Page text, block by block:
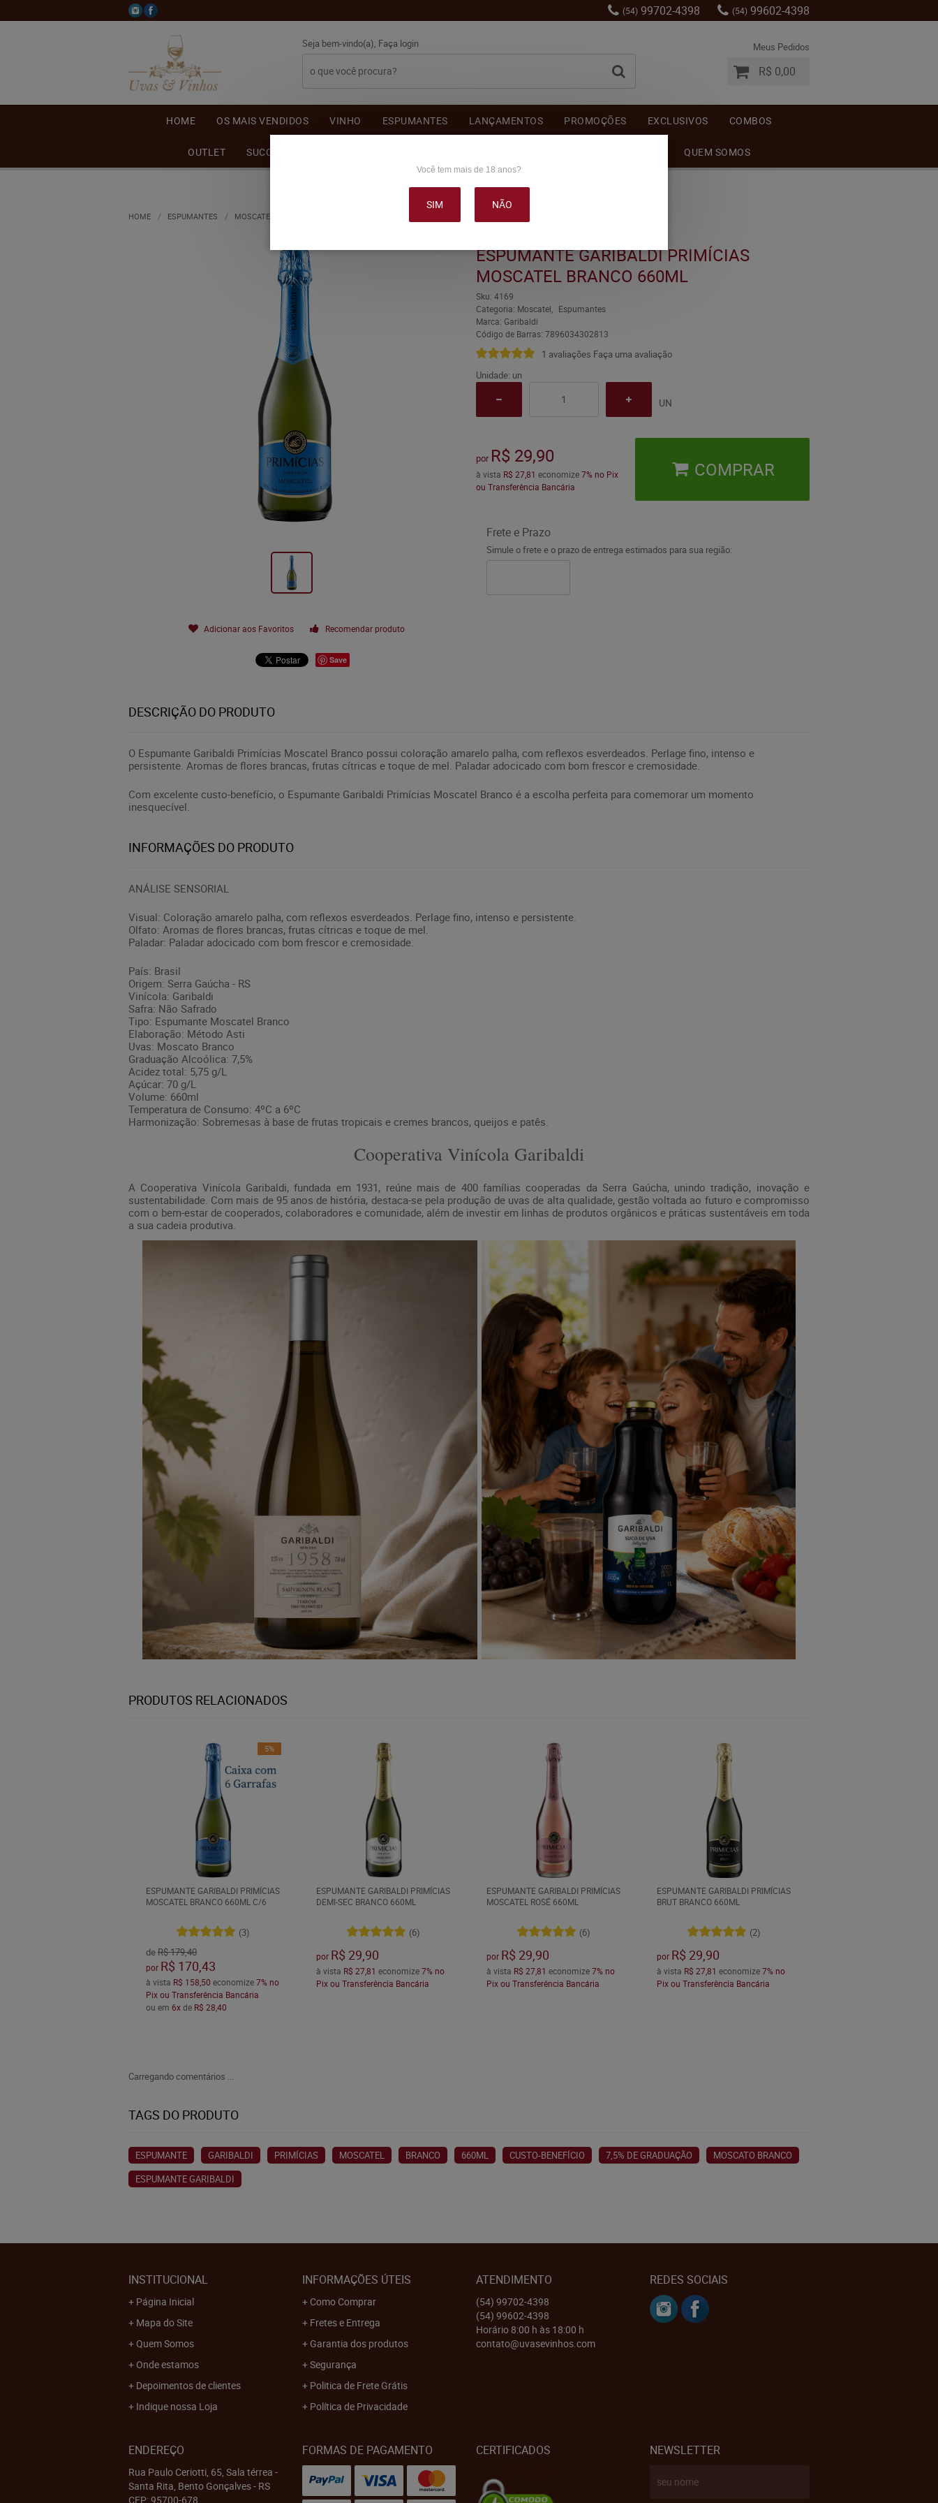
(54) 99702-4398 (54) 99602-4398
Seja bem-vindo(a), Faça login Meus Pedidos
R$ 0,00
HOME OS MAIS VENDIDOS VINHO ESPUMANTES LANÇAMENTOS PROMOÇÕES EXCLUSIVOS COMBOS
OUTLET SUCO DE UVA QUEM SOMOS
HOME ESPUMANTES MOSCATEL
Adicionar aos Favoritos Recomendar produto
Save
ESPUMANTE GARIBALDI PRIMÍCIAS
MOSCATEL BRANCO 660ML
Sku: 4169
Categoria: Moscatel
Espumantes
Marca: Garibaldi
Código de Barras: 7896034302813
1 avaliações Faça uma avaliação
Unidade: un
UN
por R$ 29,90
à vista R$ 27,81 economize7% no Pix
ou Transferência Bancária
COMPRAR
Frete e Prazo
Simule o frete e o prazo de entrega estimados para sua região:
DESCRIÇÃO DO PRODUTO
O Espumante Garibaldi Primícias Moscatel Branco possui coloração amarelo palha, com reflexos esverdeados. Perlage fino, intenso e
persistente. Aromas de flores brancas, frutas cítricas e toque de mel. Paladar adocicado com bom frescor e cremosidade.
Com excelente custo-benefício, o Espumante Garibaldi Primícias Moscatel Branco é a escolha perfeita para comemorar um momento
inesquecível.
INFORMAÇÕES DO PRODUTO
ANÁLISE SENSORIAL
Visual: Coloração amarelo palha, com reflexos esverdeados. Perlage fino, intenso e persistente.
Olfato: Aromas de flores brancas, frutas cítricas e toque de mel.
Paladar: Paladar adocicado com bom frescor e cremosidade.
País: Brasil
Origem: Serra Gaúcha - RS
Vinícola: Garibaldi
Safra: Não Safrado
Tipo: Espumante Moscatel Branco
Elaboração: Método Asti
Uvas: Moscato Branco
Graduação Alcoólica: 7,5%
Acidez total: 5,75 g/L
Açúcar: 70 g/L
Volume: 660ml
Temperatura de Consumo: 4ºC a 6ºC
Harmonização: Sobremesas à base de frutas tropicais e cremes brancos, queijos e patês.
Cooperativa Vinícola Garibaldi
A Cooperativa Vinícola Garibaldi, fundada em 1931, reúne mais de 400 famílias cooperadas da Serra Gaúcha, unindo tradição, inovação e
sustentabilidade. Com mais de 95 anos de história, destaca-se pela produção de uvas de alta qualidade, gestão voltada ao futuro e compromisso
com o bem-estar de cooperados, colaboradores e comunidade, além de investir em linhas de produtos orgânicos e práticas sustentáveis em toda
a sua cadeia produtiva.
PRODUTOS RELACIONADOS
5%
ESPUMANTE GARIBALDI PRIMÍCIAS
MOSCATEL BRANCO 660ML C/6
(3)
deR$ 179,40
por R$ 170,43
à vista R$ 158,50 economize7% no
Pix ou Transferência Bancária
ou em 6xde R$ 28,40
ESPUMANTE GARIBALDI PRIMÍCIAS
DEMI-SEC BRANCO 660ML
(6)
por R$ 29,90
à vista R$ 27,81 economize7% no
Pix ou Transferência Bancária
ESPUMANTE GARIBALDI PRIMÍCIAS
MOSCATEL ROSÉ 660ML
(6)
por R$ 29,90
à vista R$ 27,81 economize7% no
Pix ou Transferência Bancária
ESPUMANTE GARIBALDI PRIMÍCIAS
BRUT BRANCO 660ML
(2)
por R$ 29,90
à vista R$ 27,81 economize7% no
Pix ou Transferência Bancária
Carregando comentários ...
TAGS DO PRODUTO
ESPUMANTE GARIBALDI PRIMÍCIAS MOSCATEL BRANCO 660ML CUSTO-BENEFÍCIO 7,5% DE GRADUAÇÃO
MOSCATO BRANCO
ESPUMANTE GARIBALDI
INSTITUCIONAL
Página Inicial
Mapa do Site
Quem Somos
Onde estamos
Depoimentos de clientes
Indique nossa Loja
INFORMAÇÕES ÚTEIS
Como Comprar
Fretes e Entrega
Garantia dos produtos
Segurança
Politica de Frete Grátis
Política de Privacidade
ATENDIMENTO
(54) 99702-4398
(54) 99602-4398
Horário 8:00 h às 18:00 h
contato@uvasevinhos.com
REDES SOCIAIS
ENDEREÇO
Rua Paulo Ceriotti, 65, Sala térrea -
Santa Rita, Bento Gonçalves- RS
CEP: 95700-678
FORMAS DE PAGAMENTO CERTIFICADOS NEWSLETTER
Você tem mais de 18 anos?
SIM NÃO